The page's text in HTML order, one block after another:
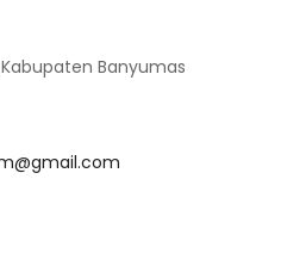
Banyumas